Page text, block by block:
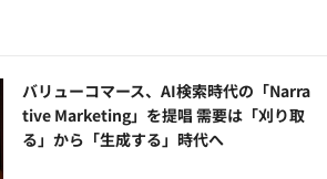
バリューコマース、AI検索時代の「Narra
tive Marketing」を提唱 需要は「刈り取
る」から「生成する」時代へ